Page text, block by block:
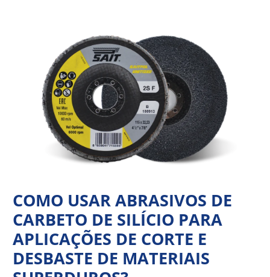
COMO USAR ABRASIVOS DE
CARBETO DE SILÍCIO PARA
APLICAÇÕES DE CORTE E
DESBASTE DE MATERIAIS